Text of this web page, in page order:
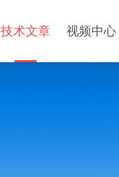
技术文章 视频中心